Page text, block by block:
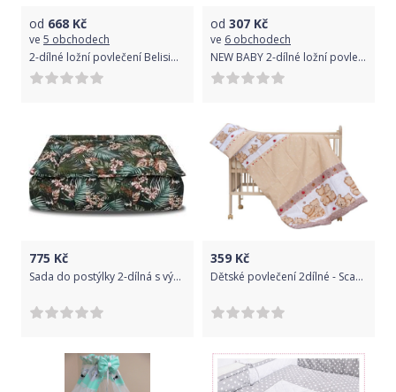
od 668 Kč
ve 5 obchodech
2-dílné ložní povlečení Belisima Ballons Varianta: 90/120 šedé - šedá
od 307 Kč
ve 6 obchodech
NEW BABY 2-dílné ložní povlečení New Baby 100/135 cm zelené safari Zelená
775 Kč
Sada do postýlky 2-dílná s výplní - PAPOUŠEK tmavě zelená - BabyNellys rozměr 120x90cm
359 Kč
Dětské povlečení 2dílné - Scarlett Matěj - béžová 100 x 135 cm